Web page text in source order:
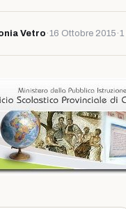
Vetro ·16 Ottobre 2015 ·